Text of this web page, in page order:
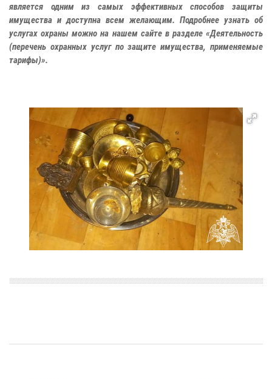
является одним из самых эффективных способов защиты
имущества и доступна всем желающим. Подробнее узнать об
услугах охраны можно на нашем сайте в разделе «Деятельность
(перечень охранных услуг по защите имущества, применяемые
тарифы)».